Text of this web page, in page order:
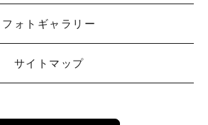
フォトギャラリー
サイトマップ